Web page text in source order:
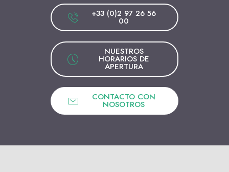
+33 (0)2 97 26 56
00
NUESTROS
HORARIOS DE
APERTURA
CONTACTO CON
NOSOTROS